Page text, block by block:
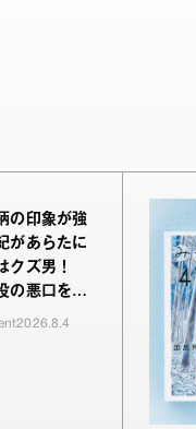
の印象が強
があらたに
クズ男！
の悪口を言
新鮮でした
2026.8.4